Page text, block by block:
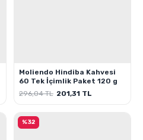
Moliendo Hindiba Kahvesi
60 Tek İçimlik Paket 120 g
296,04 TL 201,31 TL
%32